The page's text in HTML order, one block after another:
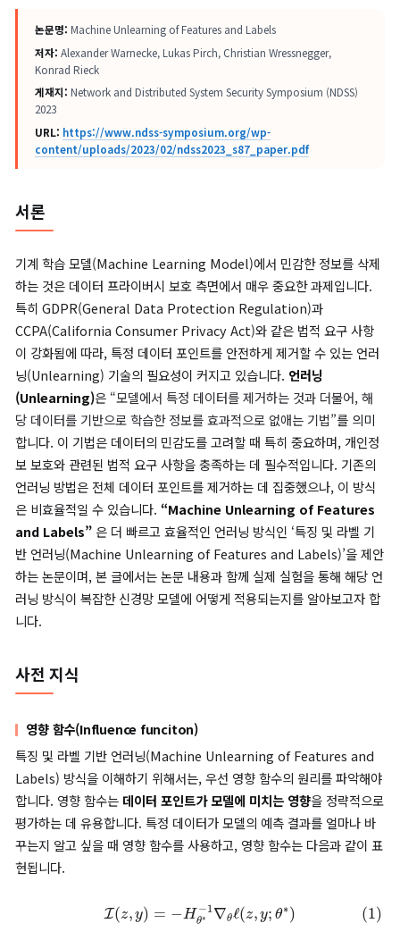
관련 논문
논문명:
저자:Alexander Warnecke, Lukas Pirch, Christian Wressnegger,
Konrad Rieck
2023
URL:
서론
기계 학습 모델(Machine Learning Model)에서 민감한 정보를
하는 것은 데이터 프라이버시 보호 측면에서 매우 중요한 과제입
특히 GDPR(General Data Protection Regulation)과
CCPA(California Consumer Privacy Act)와 같은 법적 요구
이 강화됨에 따라, 특정 데이터 포인트를 안전하게 제거할 수 있는
닝(Unlearning) 기술의 필요성이 커지고 있습니다.언러닝
(Unlearning)은 “모델에서 특정 데이터를 제거하는 것과 더불어
당 데이터를 기반으로 학습한 정보를 효과적으로 없애는 기법”를
합니다. 이 기법은 데이터의 민감도를 고려할 때 특히 중요하며, 개
보 보호와 관련된 법적 요구 사항을 충족하는 데 필수적입니다. 기
언러닝 방법은 전체 데이터 포인트를 제거하는 데 집중했으나, 이
and Labels”
반 언러닝(Machine Unlearning of Features and Labels)’을
하는 논문이며, 본 글에서는 논문 내용과 함께 실제 실험을 통해 해
러닝 방식이 복잡한 신경망 모델에 어떻게 적용되는지를 알아보고
니다.
사전 지식
특징 및 라벨 기반 언러닝(Machine Unlearning of Features